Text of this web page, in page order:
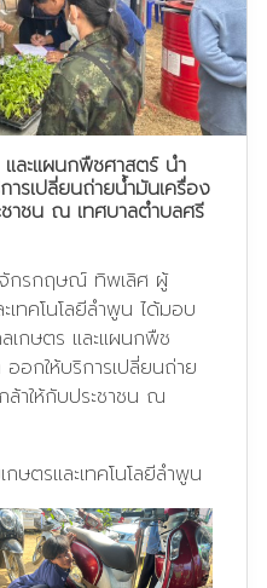
ละแผนกพืชศาสตร์ นำ
รเปลี่ยนถ่ายน้ำมันเครื่อง
าชน ณ เทศบาลตำบลศรี
กรกฤษณ์ ทิพเลิศ ผู้
เทคโนโลยีลำพูน ได้มอบ
เกษตร และแผนกพืช
อกให้บริการเปลี่ยนถ่าย
าให้กับประชาชน ณ
ษตรและเทคโนโลยีลำพูน